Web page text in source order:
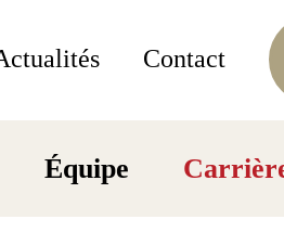
Contact
Équipe